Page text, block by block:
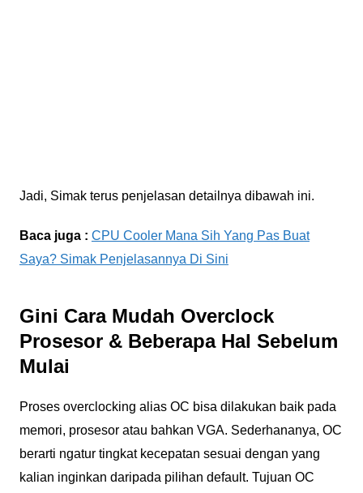
Jadi, Simak terus penjelasan detailnya dibawah ini.
Baca juga : CPU Cooler Mana Sih Yang Pas Buat
Saya? Simak Penjelasannya Di Sini
Gini Cara Mudah Overclock
Prosesor & Beberapa Hal Sebelum
Mulai
Proses overclocking alias OC bisa dilakukan baik pada
memori, prosesor atau bahkan VGA. Sederhananya, OC
berarti ngatur tingkat kecepatan sesuai dengan yang
kalian inginkan daripada pilihan default. Tujuan OC